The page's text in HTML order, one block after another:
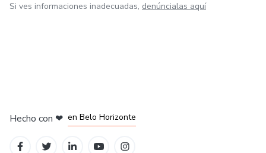
Si ves informaciones inadecuadas, denúncialas aquí
Hecho con ❤ en Belo Horizonte